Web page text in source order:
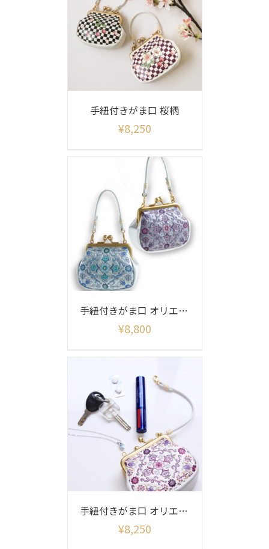
手紐付きがま口 桜柄
¥8,250
手紐付きがま口 オリエント柄シャイニー
¥8,800
手紐付きがま口 オリエント柄
¥8,250